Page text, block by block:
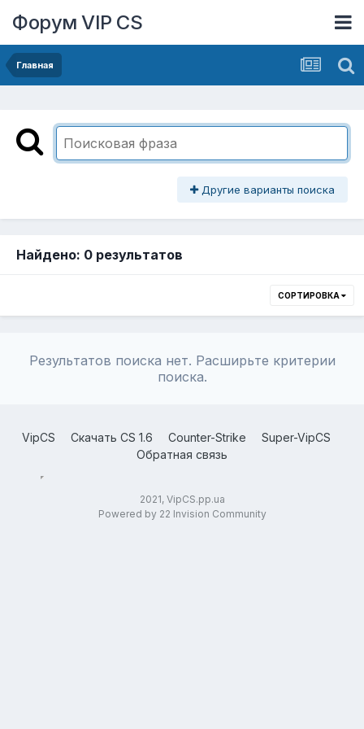
Форум VIP CS
Главная
Другие варианты поиска
Найдено: 0 результатов
СОРТИРОВКА
Результатов поиска нет. Расширьте критерии
поиска.
VipCS Скачать CS 1.6 Counter-Strike
Super-VipCS
Обратная связь
2021, VipCS.pp.ua
Powered by 22 Invision Community